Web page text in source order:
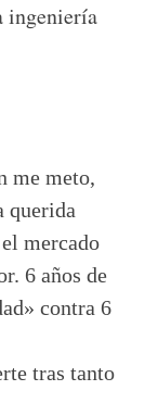
ingeniería
me meto,
querida
mercado
6 años de
contra 6
tras tanto